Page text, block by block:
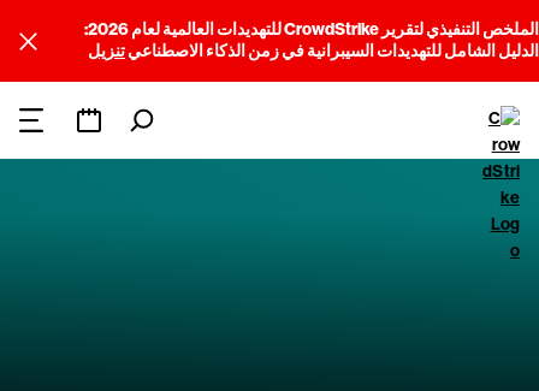
الملخص التنفيذي لتقرير CrowdStrike للتهديدات العالمية لعام 2026:
الدليل الشامل للتهديدات السيبرانية في زمن الذكاء الاصطناعيتنزيل